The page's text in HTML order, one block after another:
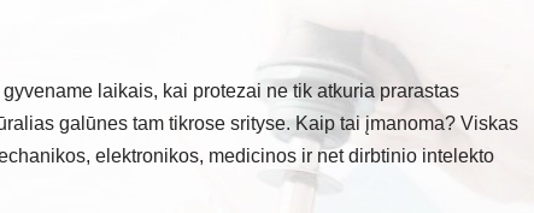
laikais, kai protezai ne tik atkuria prarastas
galūnes tam tikrose srityse. Kaip tai įmanoma? Viskas
elektronikos, medicinos ir net dirbtinio intelekto